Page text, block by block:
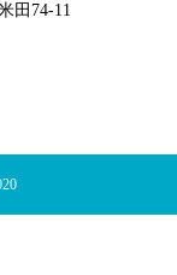
田74-11